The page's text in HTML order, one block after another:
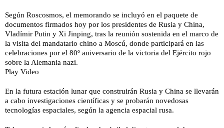
Según Roscosmos, el memorando se incluyó en el paquete de
documentos firmados hoy por los presidentes de Rusia y China,
Vladímir Putin y Xi Jinping, tras la reunión sostenida en el marco de
la visita del mandatario chino a Moscú, donde participará en las
celebraciones por el 80º aniversario de la victoria del Ejército rojo
sobre la Alemania nazi.
Play Video
En la futura estación lunar que construirán Rusia y China se llevarán
a cabo investigaciones científicas y se probarán novedosas
tecnologías espaciales, según la agencia espacial rusa.